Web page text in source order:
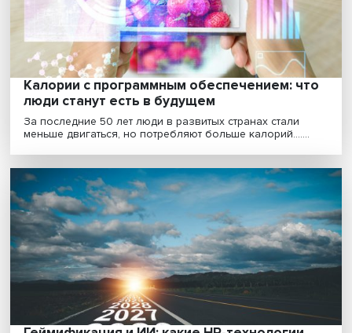
Есть ли жизнь на Марсе: как предсказать
непредсказуемое и привить обществу
мышление
Исследователи, футурологи из Франции, США,
обсудили прогнозирование будущего Мирового